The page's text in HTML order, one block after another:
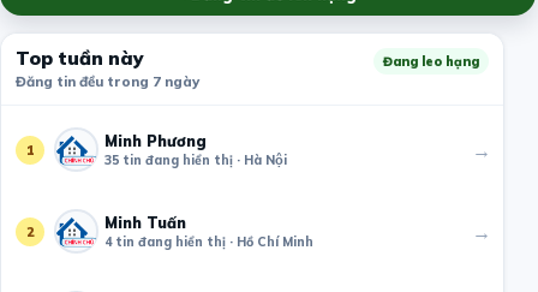
Top tuần này
Đăng tin đều trong 7 ngày
Đang leo hạng
1 Minh Phương
35 tin đang hiển thị · Hà Nội →
2 Minh Tuấn
4 tin đang hiển thị · Hồ Chí Minh →